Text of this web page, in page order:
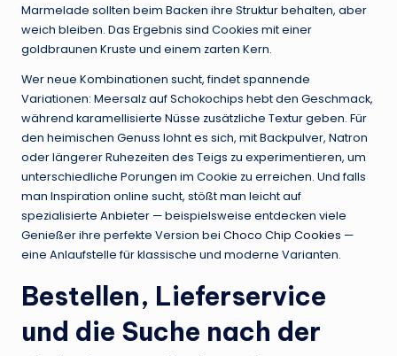
Marmelade sollten beim Backen ihre Struktur behalten, aber
weich bleiben. Das Ergebnis sind Cookies mit einer
goldbraunen Kruste und einem zarten Kern.
Wer neue Kombinationen sucht, findet spannende
Variationen: Meersalz auf Schokochips hebt den Geschmack,
während karamellisierte Nüsse zusätzliche Textur geben. Für
den heimischen Genuss lohnt es sich, mit Backpulver, Natron
oder längerer Ruhezeiten des Teigs zu experimentieren, um
unterschiedliche Porungen im Cookie zu erreichen. Und falls
man Inspiration online sucht, stößt man leicht auf
spezialisierte Anbieter — beispielsweise entdecken viele
Genießer ihre perfekte Version bei Choco Chip Cookies —
eine Anlaufstelle für klassische und moderne Varianten.
Bestellen, Lieferservice
und die Suche nach der